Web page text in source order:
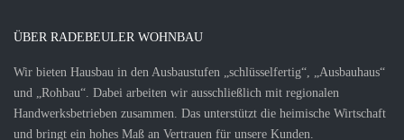
ÜBER RADEBEULER WOHNBAU
Wir bieten Hausbau in den Ausbaustufen „schlüsselfertig“, „Ausbauhaus“
und „Rohbau“. Dabei arbeiten wir ausschließlich mit regionalen
Handwerksbetrieben zusammen. Das unterstützt die heimische Wirtschaft
und bringt ein hohes Maß an Vertrauen für unsere Kunden.